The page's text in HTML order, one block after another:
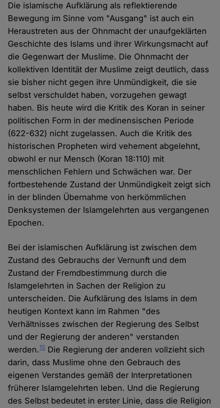
Die islamische Aufklärung als reflektierende
Bewegung im Sinne vom "Ausgang" ist auch ein
Heraustreten aus der Ohnmacht der unaufgeklärten
Geschichte des Islams und ihrer Wirkungsmacht auf
die Gegenwart der Muslime. Die Ohnmacht der
kollektiven Identität der Muslime zeigt deutlich, dass
sie bisher nicht gegen ihre Unmündigkeit, die sie
selbst verschuldet haben, vorzugehen gewagt
haben. Bis heute wird die Kritik des Koran in seiner
politischen Form in der medinensischen Periode
(622-632) nicht zugelassen. Auch die Kritik des
historischen Propheten wird vehement abgelehnt,
obwohl er nur Mensch (Koran 18:110) mit
menschlichen Fehlern und Schwächen war. Der
fortbestehende Zustand der Unmündigkeit zeigt sich
in der blinden Übernahme von herkömmlichen
Denksystemen der Islamgelehrten aus vergangenen
Epochen.
Bei der islamischen Aufklärung ist zwischen dem
Zustand des Gebrauchs der Vernunft und dem
Zustand der Fremdbestimmung durch die
Islamgelehrten in Sachen der Religion zu
unterscheiden. Die Aufklärung des Islams in dem
heutigen Kontext kann im Rahmen "des
Verhältnisses zwischen der Regierung des Selbst
und der Regierung der anderen" verstanden
werden.15 Die Regierung der anderen vollzieht sich
darin, dass Muslime ohne den Gebrauch des
eigenen Verstandes gemäß der Interpretationen
früherer Islamgelehrten leben. Und die Regierung
des Selbst bedeutet in erster Linie, dass die Religion